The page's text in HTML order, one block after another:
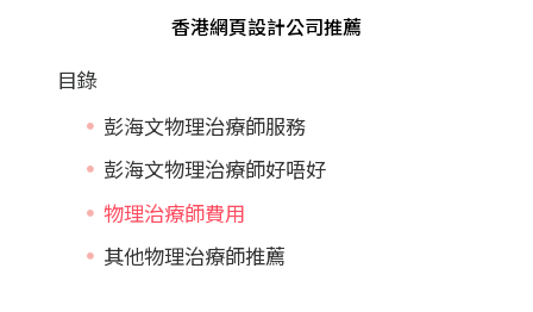
香港網頁設計公司推薦
目錄
彭海文物理治療師服務
彭海文物理治療師好唔好
物理治療師費用
其他物理治療師推薦